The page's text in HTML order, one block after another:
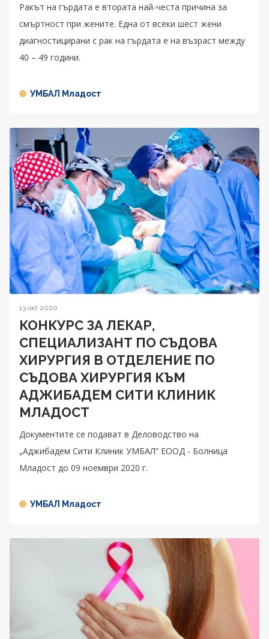
Ракът на гърдата е втората най-честа причина за
смъртност при жените. Една от всеки шест жени
диагностицирани с рак на гърдата е на възраст между
40 – 49 години.
УМБАЛ Младост
13 окт 2020
КОНКУРС ЗА ЛЕКАР,
СПЕЦИАЛИЗАНТ ПО СЪДОВА
ХИРУРГИЯ В ОТДЕЛЕНИЕ ПО
СЪДОВА ХИРУРГИЯ КЪМ
АДЖИБАДЕМ СИТИ КЛИНИК
МЛАДОСТ
Документите се подават в Деловодство на
„Аджибадем Сити Клиник УМБАЛ“ ЕООД - Болница
Младост до 09 ноември 2020 г.
УМБАЛ Младост